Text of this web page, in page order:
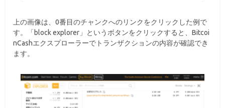
上の画像は、0番目のチャンクへのリンクをクリックした例で
す。「block explorer」というボタンをクリックすると、Bitcoi
nCashエクスプローラーでトランザクションの内容が確認でき
ます。